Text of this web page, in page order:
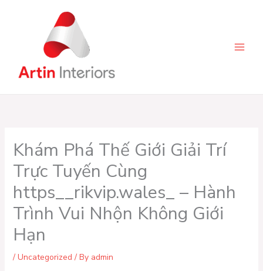
Khám Phá Thế Giới Giải Trí
Trực Tuyến Cùng
https__rikvip.wales_ – Hành
Trình Vui Nhộn Không Giới
Hạn
/ Uncategorized / By admin